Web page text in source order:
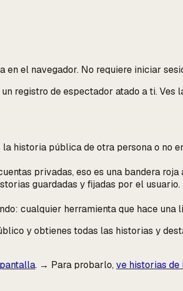
el navegador. No requiere iniciar
registro de espectador atado a ti. Ves
la historia pública de otra personao no
privadas, eso es una bandera roja
guardadas y fijadas por el
cualquier herramienta que hace una
y obtienes todas las historias y
. → Para probarlo, ve historias de